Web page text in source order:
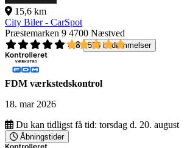
15,6 km
City Biler - CarSpot
Præstemarken 9 4700 Næstved
4,8
558 bedømmelser
FDM værkstedskontrol
18. mar 2026
Du kan tidligst få tid: torsdag d. 20. august
Åbningstider